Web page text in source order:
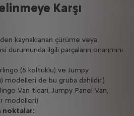
Karşı
kaynaklanan çürüme veya
durumunda ilgili parçaların onarımını
(5 koltuklu) ve Jumpy
modelleri de bu gruba dahildir.)
Van ticari, Jumpy Panel Van,
modelleri)
noktalar: